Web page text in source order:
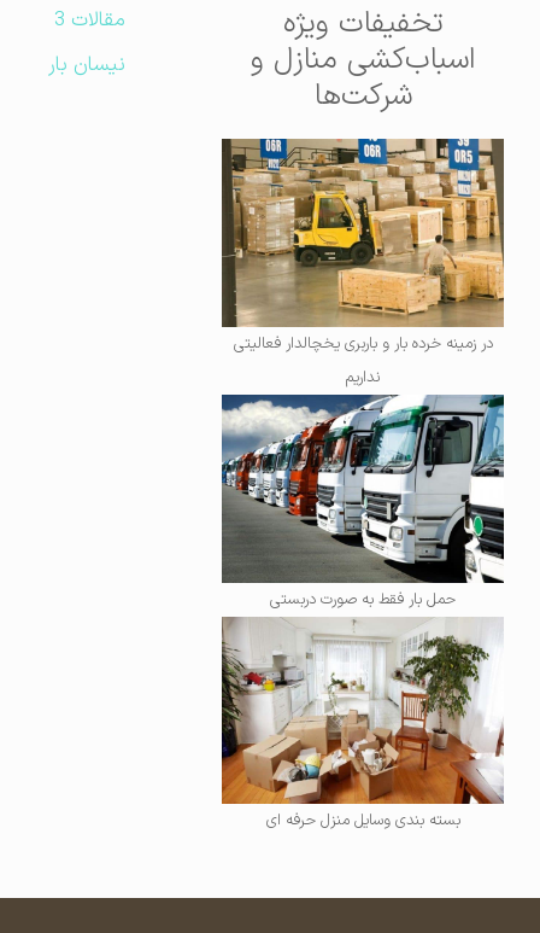
تخفیفات ویژه
اسباب‌کشی منازل و
شرکت‌ها
در زمینه خرده بار و باربری یخچالدار فعالیتی
حمل بار فقط به صورت دربستی
بسته بندی وسایل منزل حرفه ای
مقالات 3
نیسان بار